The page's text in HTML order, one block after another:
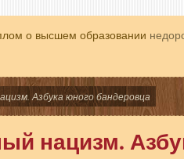
о высшем образовании
Азбука юного бандеровца
нацизм.